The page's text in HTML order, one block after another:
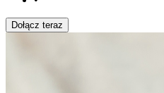
Dołącz teraz